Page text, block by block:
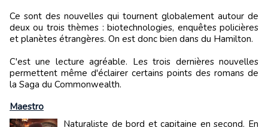
Ce sont des nouvelles qui tournent globalement autour de
deux ou trois thèmes : biotechnologies, enquêtes policières
et planètes étrangères. On est donc bien dans du Hamilton.
C'est une lecture agréable. Les trois dernières nouvelles
permettent même d'éclairer certains points des romans de
la Saga du Commonwealth.
Maestro
Naturaliste de bord et capitaine en second. En